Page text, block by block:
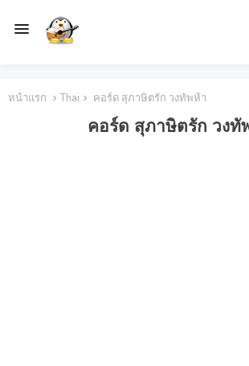
หน้าแรก Thai คอร์ด สุภาษิตรัก วงทัพห้า
คอร์ด สุภาษิตรัก วงทั